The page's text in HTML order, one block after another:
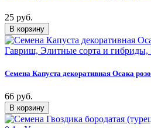
25 руб.
Семена Капуста декоративная Осака
66 руб.